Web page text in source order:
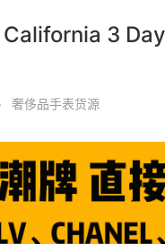
3
奢侈品手表货源